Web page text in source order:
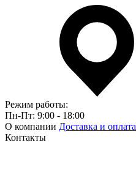
Режим работы:
Пн-Пт: 9:00 - 18:00
О компании Доставка и оплата
Контакты